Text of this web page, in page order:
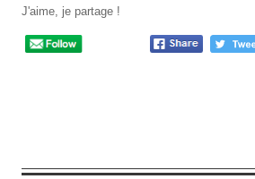
J'aime, je partage !